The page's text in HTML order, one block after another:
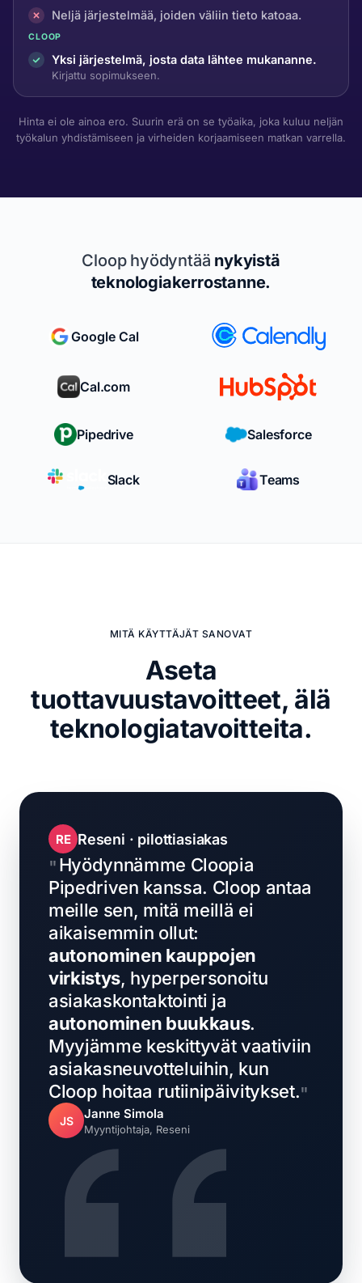
Neljä järjestelmää, joiden väliin tieto katoaa.
CLOOP
Yksi järjestelmä, josta data lähtee mukananne.
Kirjattu sopimukseen.
Hinta ei ole ainoa ero. Suurin erä on se työaika, joka kuluu neljän
työkalun yhdistämiseen ja virheiden korjaamiseen matkan varrella.
Cloop hyödyntää nykyistä
teknologiakerrostanne.
Google Cal
Cal.com
Pipedrive Salesforce
Slack Teams
MITÄ KÄYTTÄJÄT SANOVAT
Aseta
tuottavuustavoitteet, älä
teknologiatavoitteita.
RE Reseni · pilottiasiakas
Hyödynnämme Cloopia
Pipedriven kanssa. Cloop antaa
meille sen, mitä meillä ei
aikaisemmin ollut:
autonominen kauppojen
virkistys, hyperpersonoitu
asiakaskontaktointi ja
autonominen buukkaus.
Myyjämme keskittyvät vaativiin
asiakasneuvotteluihin, kun
Cloop hoitaa rutiinipäivitykset.
JS Janne Simola
Myyntijohtaja, Reseni